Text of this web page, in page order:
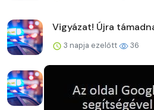
Vigyázat! Újra
3 napja ezelőtt 36
3 napja ezelőtt 34